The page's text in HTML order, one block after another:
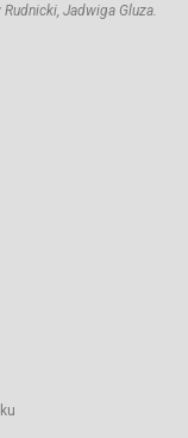
Jadwiga Gluza.